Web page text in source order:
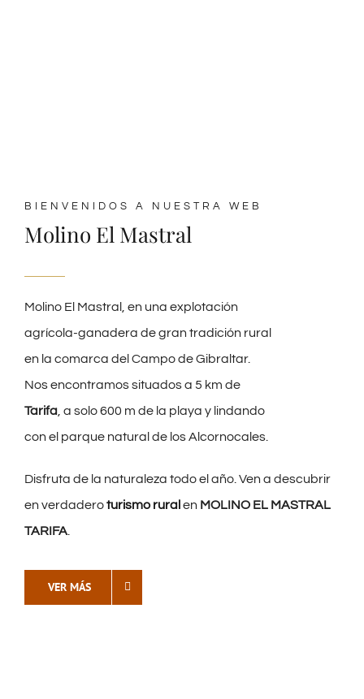
BIENVENIDOS A NUESTRA WEB
Molino El Mastral
Molino El Mastral, en una explotación
agrícola-ganadera de gran tradición rural
en la comarca del Campo de Gibraltar.
Nos encontramos situados a 5 km de
Tarifa , a solo 600 m de la playa y lindando
con el parque natural de los Alcornocales.
Disfruta de la naturaleza todo el año. Ven a descubrir
en verdaderoturismo ruralen MOLINO EL MASTRAL
TARIFA
VER MÁS